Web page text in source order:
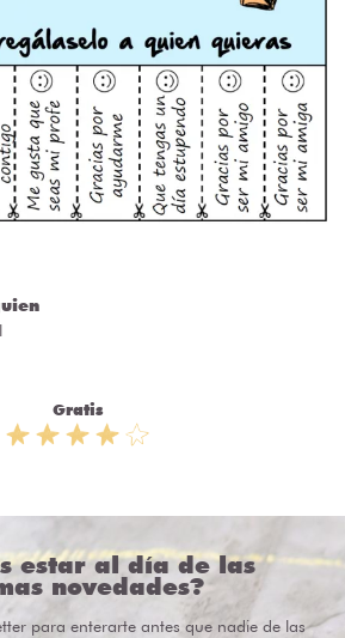
Gratis
estar al día de las
novedades?
para enterarte antes que nadie de las